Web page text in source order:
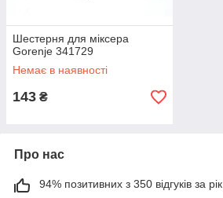
Шестерня для міксера
Gorenje 341729
Немає в наявності
143 ₴
Про нас
94% позитивних з 350 відгуків за рік